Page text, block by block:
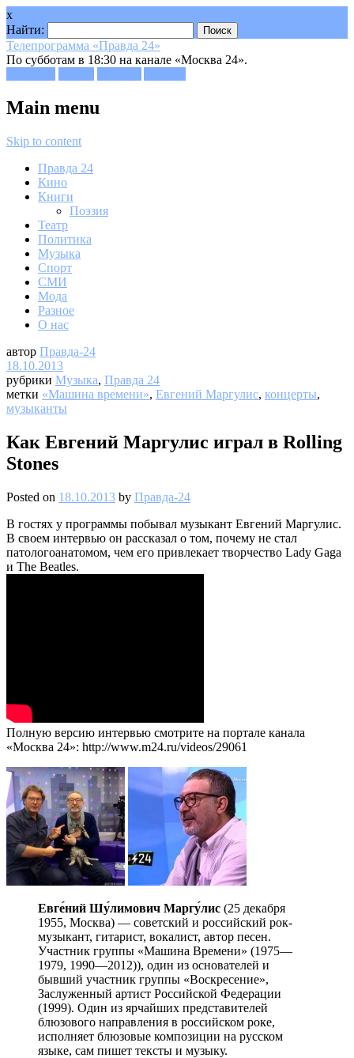
x
Найти:
Телепрограмма «Правда 24»
По субботам в 18:30 на канале «Москва 24».
Main menu
Skip to content
Правда 24
Кино
Книги
Поэзия
Театр
Политика
Музыка
Спорт
СМИ
Мода
Разное
О нас
автор Правда-24
18.10.2013
рубрики Музыка, Правда 24
метки «Машина времени», Евгений Маргулис, концерты,
музыканты
Как Евгений Маргулис играл в Rolling
Stones
Posted on 18.10.2013 by Правда-24
В гостях у программы побывал музыкант Евгений Маргулис.
В своем интервью он рассказал о том, почему не стал
патологоанатомом, чем его привлекает творчество Lady Gaga
и The Beatles.
Полную версию интервью смотрите на портале канала
«Москва 24»: http://www.m24.ru/videos/29061
Евге́ний Шу́лимович Маргу́лис (25 декабря
1955, Москва) — советский и российский рок-
музыкант, гитарист, вокалист, автор песен.
Участник группы «Машина Времени» (1975—
1979, 1990—2012)), один из основателей и
бывший участник группы «Воскресение»,
Заслуженный артист Российской Федерации
(1999). Один из ярчайших представителей
блюзового направления в российском роке,
исполняет блюзовые композиции на русском
языке, сам пишет тексты и музыку.